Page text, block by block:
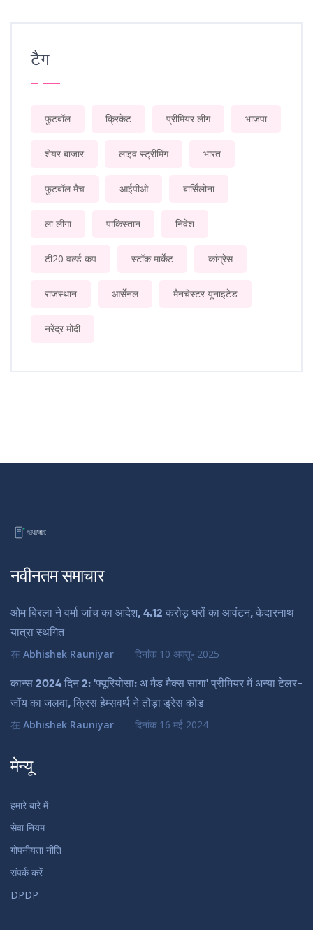
टैग
फुटबॉल क्रिकेट प्रीमियर लीग भाजपा
शेयर बाजार लाइव स्ट्रीमिंग भारत
फुटबॉल मैच आईपीओ बार्सिलोना
ला लीगा पाकिस्तान निवेश
टी20 वर्ल्ड कप स्टॉक मार्केट कांग्रेस
राजस्थान आर्सेनल मैनचेस्टर यूनाइटेड
नरेंद्र मोदी
नवीनतम समाचार
ओम बिरला ने वर्मा जांच का आदेश, 4.12 करोड़ घरों का आवंटन, केदारनाथ
यात्रा स्थगित
在 Abhishek Rauniyar दिनांक 10 अक्तू॰ 2025
कान्स 2024 दिन 2: 'फ्यूरियोसा: अ मैड मैक्स सागा' प्रीमियर में अन्या टेलर-
जॉय का जलवा, क्रिस हेम्सवर्थ ने तोड़ा ड्रेस कोड
在 Abhishek Rauniyar दिनांक 16 मई 2024
मेन्यू
हमारे बारे में
सेवा नियम
गोपनीयता नीति
संपर्क करें
DPDP